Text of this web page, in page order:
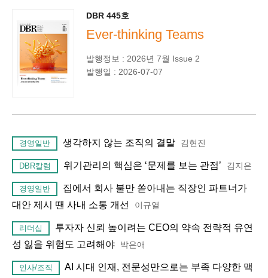
DBR 445호
Ever-thinking Teams
발행정보 : 2026년 7월 Issue 2
발행일 : 2026-07-07
경영일반 생각하지 않는 조직의 결말 김현진
DBR칼럼 위기관리의 핵심은 ‘문제를 보는 관점’ 김지은
경영일반
집에서 회사 불만 쏟아내는 직장인 파트너가
대안 제시 땐 사내 소통 개선
이규열
리더십
투자자 신뢰 높이려는 CEO의 약속 전략적 유연
성 잃을 위험도 고려해야
박은애
인사/조직
AI 시대 인재, 전문성만으로는 부족 다양한 맥